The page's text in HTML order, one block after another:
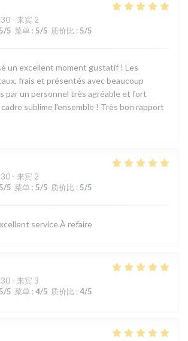
- 来宾 2
/5 菜单 : 5/5 质价比 : 5/5
un excellent moment gustatif ! Les
frais et présentés avec beaucoup
par un personnel très agréable et fort
sublime l'ensemble ! Très bon rapport
- 来宾 2
/5 菜单 : 5/5 质价比 : 5/5
service À refaire
- 来宾 3
/5 菜单 : 4/5 质价比 : 4/5